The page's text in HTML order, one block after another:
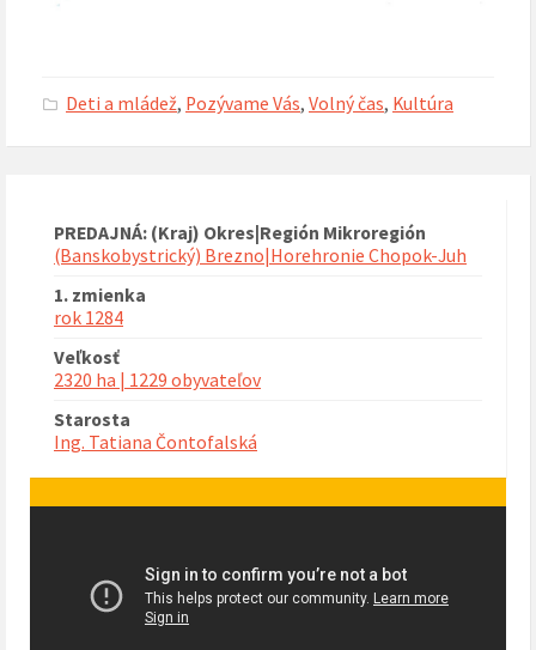
Deti a mládež, Pozývame Vás, Volný čas, Kultúra
PREDAJNÁ: (Kraj) Okres|Región Mikroregión
(Banskobystrický) Brezno|Horehronie Chopok-Juh
1. zmienka
rok 1284
Veľkosť
2320 ha | 1229 obyvateľov
Starosta
Ing. Tatiana Čontofalská